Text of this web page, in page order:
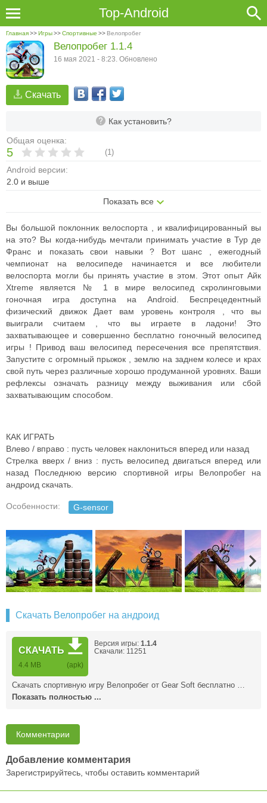
Top-Android
Главная>>Игры>>Спортивные >> Велопробег
Скачать
Как установить?
Общая оценка:
5 (1)
Android версии:
2.0 и выше
Показать все
Велопробег 1.1.4
16 мая 2021 - 8:23. Обновлено
Вы большой поклонник велоспорта , и квалифицированный вы
на это? Вы когда-нибудь мечтали принимать участие в Тур де
Франс и показать свои навыки ? Вот шанс , ежегодный
чемпионат на велосипеде начинается и все любители
велоспорта могли бы принять участие в этом. Этот опыт Айк
Xtreme является № 1 в мире велосипед скролинговыми
гоночная игра доступна на Android. Беспрецедентный
физический движок Дает вам уровень контроля , что вы
выиграли считаем , что вы играете в ладони! Это
захватывающее и совершенно бесплатно гоночный велосипед
игры ! Привод ваш велосипед пересечения все препятствия.
Запустите с огромный прыжок , землю на заднем колесе и крах
свой путь через различные хорошо продуманной уровнях. Ваши
рефлексы означать разницу между выживания или сбой
захватывающим способом.
КАК ИГРАТЬ
Влево / вправо : пусть человек наклониться вперед или назад
Стрелка вверх / вниз : пусть велосипед двигаться вперед или
назад Последнюю версию спортивной игры Велопробег на
андроид скачать.
Особенности: G-sensor
Скачать Велопробег на андроид
СКАЧАТЬ
4.4 MB (apk)
Версия игры: 1.1.4
Скачали: 11251
Скачать спортивную игру Велопробег от Gear Soft бесплатно …
Показать полностью ...
Комментарии
Добавление комментария
Зарегистрируйтесь, чтобы оставить комментарий